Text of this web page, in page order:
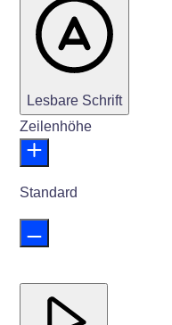
Lesbare Schrift
Zeilenhöhe
Standard